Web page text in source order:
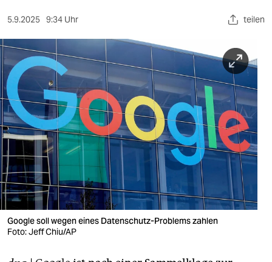
sport
berlin
nord
wahrheit
verlag
verlag
veranstaltungen
shop
fragen & hilfe
5.9.2025 9:34 Uhr teilen
Google soll wegen eines Datenschutz-Problems zahlen
Foto: Jeff Chiu/AP